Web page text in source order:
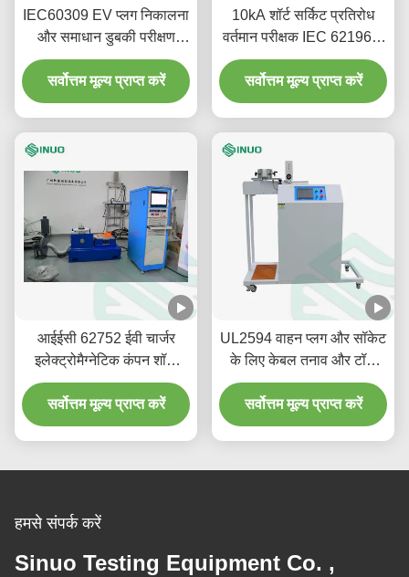
IEC60309 EV प्लग निकालना
और समाधान डुबकी परीक्षण
मशीन के साथ डालना
सर्वोत्तम मूल्य प्राप्त करें
10kA शॉर्ट सर्किट प्रतिरोध
वर्तमान परीक्षक IEC 62196-1
अनुरूप EV परीक्षण के लिए
सर्वोत्तम मूल्य प्राप्त करें
आईईसी 62752 ईवी चार्जर
इलेक्ट्रोमैग्नेटिक कंपन शॉक
परीक्षण मशीन
सर्वोत्तम मूल्य प्राप्त करें
UL2594 वाहन प्लग और सॉकेट
के लिए केबल तनाव और टॉर्क
परीक्षण उपकरण
सर्वोत्तम मूल्य प्राप्त करें
हमसे संपर्क करें
Sinuo Testing Equipment Co. ,